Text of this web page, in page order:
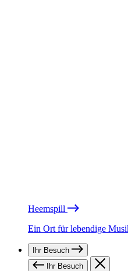
Heemspill
Ein Ort für lebendige
Ihr Besuch
Ihr Besuch